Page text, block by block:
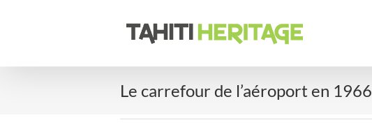
Le carrefour de l’aéroport en 1966